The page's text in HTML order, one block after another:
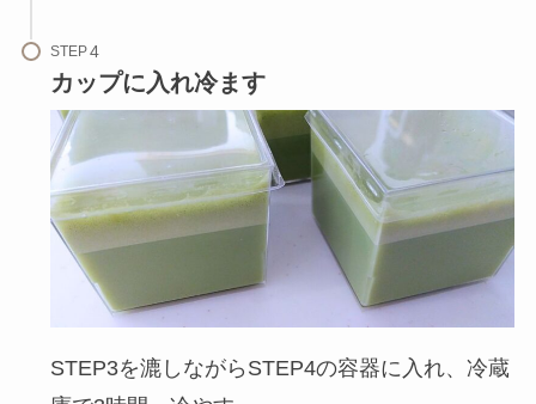
STEP
カップに入れ冷ます
STEP3を漉しながらSTEP4の容器に入れ、冷蔵